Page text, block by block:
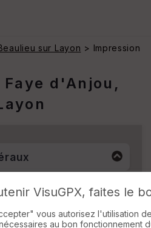
sur Layon > Impression
d'Anjou,
VisuGPX, faites le
vous autorisez l'utilisation
au bon fonctionnement